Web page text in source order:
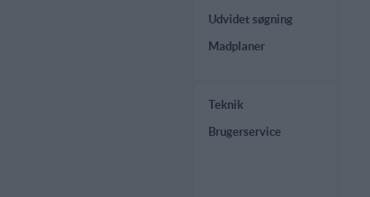
Udvidet søgning
Madplaner
Teknik
Brugerservice